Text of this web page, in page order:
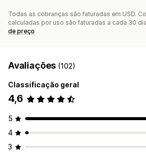
Todas as cobranças são faturadas em USD.
calculadas por uso são faturadas a cada 30
de preço
Avaliações (102)
Classificação geral
4,6
5
4
3